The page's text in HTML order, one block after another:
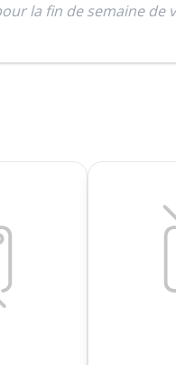
la fin de semaine de